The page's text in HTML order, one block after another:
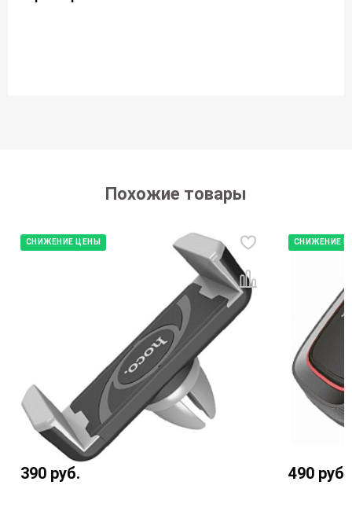
Похожие товары
СНИЖЕНИЕ ЦЕНЫ
390 руб.
СНИЖЕНИЕ
490 руб.